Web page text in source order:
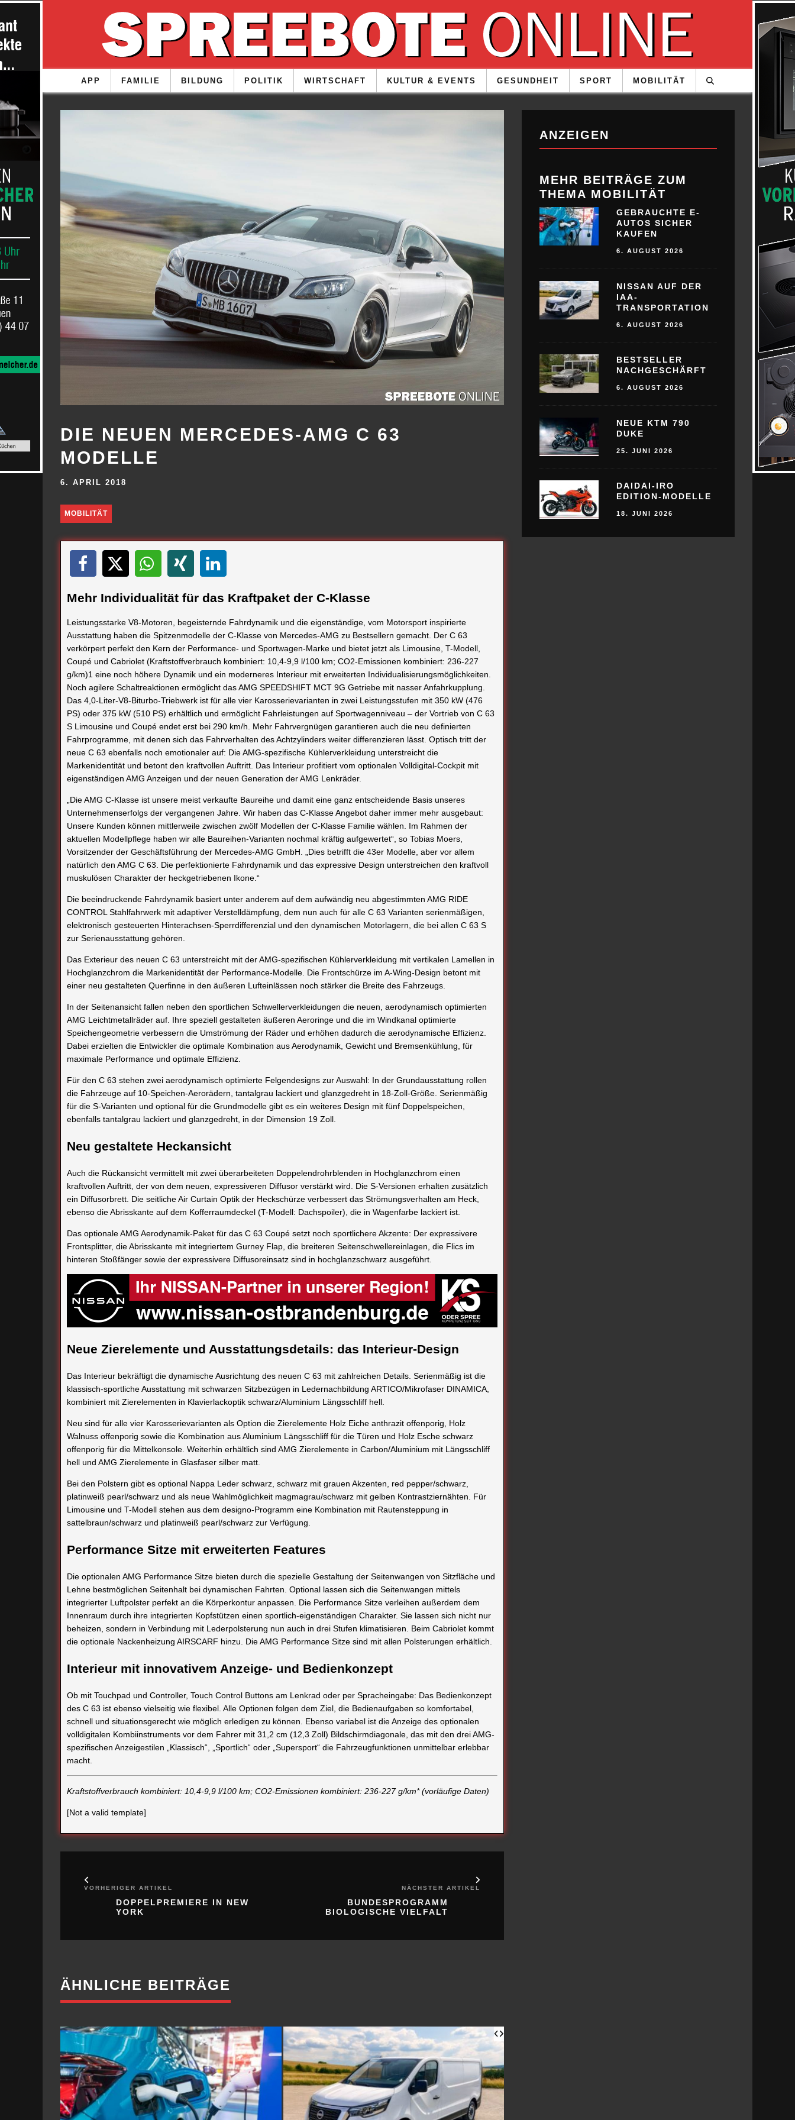
APP FAMILIE BILDUNG POLITIK WIRTSCHAFT KULTUR & EVENTS GESUNDHEIT SPORT MOBILITÄT
DIE NEUEN MERCEDES-AMG C 63
MODELLE
6. APRIL 2018
MOBILITÄT
Mehr Individualität für das Kraftpaket der C-Klasse
Leistungsstarke V8-Motoren, begeisternde Fahrdynamik und die eigenständige, vom Motorsport inspirierte
Ausstattung haben die Spitzenmodelle der C-Klasse von Mercedes-AMG zu Bestsellern gemacht. Der C 63
verkörpert perfekt den Kern der Performance- und Sportwagen-Marke und bietet jetzt als Limousine, T-Modell,
Coupé und Cabriolet (Kraftstoffverbrauch kombiniert: 10,4-9,9 l/100 km; CO2-Emissionen kombiniert: 236-227
g/km)1 eine noch höhere Dynamik und ein moderneres Interieur mit erweiterten Individualisierungsmöglichkeiten.
Noch agilere Schaltreaktionen ermöglicht das AMG SPEEDSHIFT MCT 9G Getriebe mit nasser Anfahrkupplung.
Das 4,0-Liter-V8-Biturbo-Triebwerk ist für alle vier Karosserievarianten in zwei Leistungsstufen mit 350 kW (476
PS) oder 375 kW (510 PS) erhältlich und ermöglicht Fahrleistungen auf Sportwagenniveau – der Vortrieb von C 63
S Limousine und Coupé endet erst bei 290 km/h. Mehr Fahrvergnügen garantieren auch die neu definierten
Fahrprogramme, mit denen sich das Fahrverhalten des Achtzylinders weiter differenzieren lässt. Optisch tritt der
neue C 63 ebenfalls noch emotionaler auf: Die AMG-spezifische Kühlerverkleidung unterstreicht die
Markenidentität und betont den kraftvollen Auftritt. Das Interieur profitiert vom optionalen Volldigital-Cockpit mit
eigenständigen AMG Anzeigen und der neuen Generation der AMG Lenkräder.
„Die AMG C-Klasse ist unsere meist verkaufte Baureihe und damit eine ganz entscheidende Basis unseres
Unternehmenserfolgs der vergangenen Jahre. Wir haben das C-Klasse Angebot daher immer mehr ausgebaut:
Unsere Kunden können mittlerweile zwischen zwölf Modellen der C-Klasse Familie wählen. Im Rahmen der
aktuellen Modellpflege haben wir alle Baureihen-Varianten nochmal kräftig aufgewertet“, so Tobias Moers,
Vorsitzender der Geschäftsführung der Mercedes-AMG GmbH. „Dies betrifft die 43er Modelle, aber vor allem
natürlich den AMG C 63. Die perfektionierte Fahrdynamik und das expressive Design unterstreichen den kraftvoll
muskulösen Charakter der heckgetriebenen Ikone.“
Die beeindruckende Fahrdynamik basiert unter anderem auf dem aufwändig neu abgestimmten AMG RIDE
CONTROL Stahlfahrwerk mit adaptiver Verstelldämpfung, dem nun auch für alle C 63 Varianten serienmäßigen,
elektronisch gesteuerten Hinterachsen-Sperrdifferenzial und den dynamischen Motorlagern, die bei allen C 63 S
zur Serienausstattung gehören.
Das Exterieur des neuen C 63 unterstreicht mit der AMG-spezifischen Kühlerverkleidung mit vertikalen Lamellen in
Hochglanzchrom die Markenidentität der Performance-Modelle. Die Frontschürze im A-Wing-Design betont mit
einer neu gestalteten Querfinne in den äußeren Lufteinlässen noch stärker die Breite des Fahrzeugs.
In der Seitenansicht fallen neben den sportlichen Schwellerverkleidungen die neuen, aerodynamisch optimierten
AMG Leichtmetallräder auf. Ihre speziell gestalteten äußeren Aeroringe und die im Windkanal optimierte
Speichengeometrie verbessern die Umströmung der Räder und erhöhen dadurch die aerodynamische Effizienz.
Dabei erzielten die Entwickler die optimale Kombination aus Aerodynamik, Gewicht und Bremsenkühlung, für
maximale Performance und optimale Effizienz.
Für den C 63 stehen zwei aerodynamisch optimierte Felgendesigns zur Auswahl: In der Grundausstattung rollen
die Fahrzeuge auf 10-Speichen-Aerorädern, tantalgrau lackiert und glanzgedreht in 18-Zoll-Größe. Serienmäßig
für die S-Varianten und optional für die Grundmodelle gibt es ein weiteres Design mit fünf Doppelspeichen,
ebenfalls tantalgrau lackiert und glanzgedreht, in der Dimension 19 Zoll.
Neu gestaltete Heckansicht
Auch die Rückansicht vermittelt mit zwei überarbeiteten Doppelendrohr­blenden in Hochglanzchrom einen
kraftvollen Auftritt, der von dem neuen, expressiveren Diffusor verstärkt wird. Die S-Versionen erhalten zusätzlich
ein Diffusorbrett. Die seitliche Air Curtain Optik der Heckschürze verbessert das Strömungsverhalten am Heck,
ebenso die Abrisskante auf dem Kofferraumdeckel (T-Modell: Dachspoiler), die in Wagenfarbe lackiert ist.
Das optionale AMG Aerodynamik-Paket für das C 63 Coupé setzt noch sportlichere Akzente: Der expressivere
Frontsplitter, die Abrisskante mit integriertem Gurney Flap, die breiteren Seitenschwellereinlagen, die Flics im
hinteren Stoßfänger sowie der expressivere Diffusoreinsatz sind in hochglanzschwarz ausgeführt.
Neue Zierelemente und Ausstattungsdetails: das Interieur-Design
Das Interieur bekräftigt die dynamische Ausrichtung des neuen C 63 mit zahlreichen Details. Serienmäßig ist die
klassisch-sportliche Ausstattung mit schwarzen Sitzbezügen in Ledernachbildung ARTICO/Mikrofaser DINAMICA,
kombiniert mit Zierelementen in Klavierlackoptik schwarz/Aluminium Längsschliff hell.
Neu sind für alle vier Karosserievarianten als Option die Zierelemente Holz Eiche anthrazit offenporig, Holz
Walnuss offenporig sowie die Kombination aus Aluminium Längsschliff für die Türen und Holz Esche schwarz
offenporig für die Mittelkonsole. Weiterhin erhältlich sind AMG Zierelemente in Carbon/Aluminium mit Längsschliff
hell und AMG Zierelemente in Glasfaser silber matt.
Bei den Polstern gibt es optional Nappa Leder schwarz, schwarz mit grauen Akzenten, red pepper/schwarz,
platinweiß pearl/schwarz und als neue Wahlmöglichkeit magmagrau/schwarz mit gelben Kontrastziernähten. Für
Limousine und T-Modell stehen aus dem designo-Programm eine Kombination mit Rautensteppung in
sattelbraun/schwarz und platinweiß pearl/schwarz zur Verfügung.
Performance Sitze mit erweiterten Features
Die optionalen AMG Performance Sitze bieten durch die spezielle Gestaltung der Seitenwangen von Sitzfläche und
Lehne bestmöglichen Seitenhalt bei dynamischen Fahrten. Optional lassen sich die Seitenwangen mittels
integrierter Luftpolster perfekt an die Körperkontur anpassen. Die Performance Sitze verleihen außerdem dem
Innenraum durch ihre integrierten Kopfstützen einen sportlich-eigenständigen Charakter. Sie lassen sich nicht nur
beheizen, sondern in Verbindung mit Lederpolsterung nun auch in drei Stufen klimatisieren. Beim Cabriolet kommt
die optionale Nackenheizung AIRSCARF hinzu. Die AMG Performance Sitze sind mit allen Polsterungen erhältlich.
Interieur mit innovativem Anzeige- und Bedienkonzept
Ob mit Touchpad und Controller, Touch Control Buttons am Lenkrad oder per Spracheingabe: Das Bedienkonzept
des C 63 ist ebenso vielseitig wie flexibel. Alle Optionen folgen dem Ziel, die Bedienaufgaben so komfortabel,
schnell und situationsgerecht wie möglich erledigen zu können. Ebenso variabel ist die Anzeige des optionalen
volldigitalen Kombiinstruments vor dem Fahrer mit 31,2 cm (12,3 Zoll) Bildschirmdiagonale, das mit den drei AMG-
spezifischen Anzeigestilen „Klassisch“, „Sportlich“ oder „Supersport“ die Fahrzeugfunktionen unmittelbar erlebbar
macht.
Kraftstoffverbrauch kombiniert: 10,4-9,9 l/100 km; CO2-Emissionen kombiniert: 236-227 g/km* (vorläufige Daten)
[Not a valid template]
VORHERIGER ARTIKEL
DOPPELPREMIERE IN NEW
YORK
NÄCHSTER ARTIKEL
BUNDESPROGRAMM
BIOLOGISCHE VIELFALT
ÄHNLICHE BEITRÄGE
ANZEIGEN
MEHR BEITRÄGE ZUM
THEMA MOBILITÄT
GEBRAUCHTE E-
AUTOS SICHER
KAUFEN
6. AUGUST 2026
NISSAN AUF DER
IAA-
TRANSPORTATION
6. AUGUST 2026
BESTSELLER
NACHGESCHÄRFT
6. AUGUST 2026
NEUE KTM 790
DUKE
25. JUNI 2026
DAIDAI-IRO
EDITION-MODELLE
18. JUNI 2026